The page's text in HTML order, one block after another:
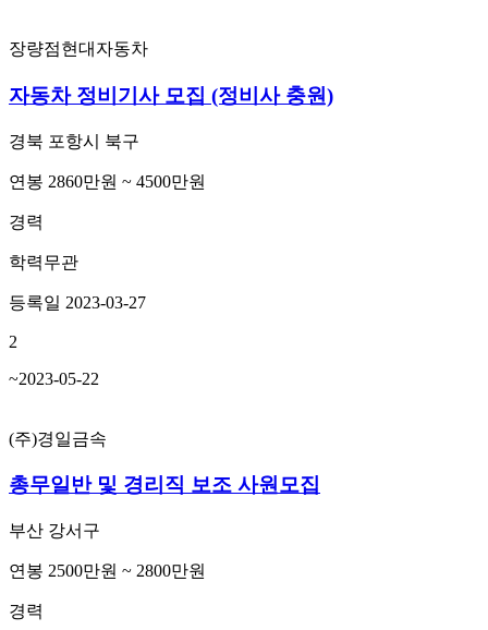
장량점현대자동차
자동차 정비기사 모집 (정비사 충원)
경북 포항시 북구
연봉 2860만원 ~ 4500만원
경력
학력무관
등록일 2023-03-27
2
~2023-05-22
(주)경일금속
총무일반 및 경리직 보조 사원모집
부산 강서구
연봉 2500만원 ~ 2800만원
경력